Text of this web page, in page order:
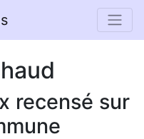
recensé sur